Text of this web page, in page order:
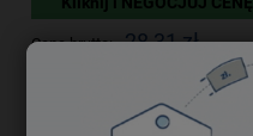
Cena brutto: 28,31 zł